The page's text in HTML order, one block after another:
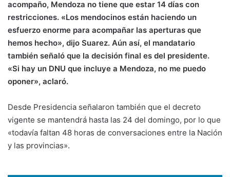
acompaño, Mendoza no tiene que estar 14 días con
restricciones. «Los mendocinos están haciendo un
esfuerzo enorme para acompañar las aperturas que
hemos hecho», dijo Suarez. Aún así, el mandatario
también señaló que la decisión final es del presidente.
«Si hay un DNU que incluye a Mendoza, no me puedo
oponer», aclaró.
Desde Presidencia señalaron también que el decreto
vigente se mantendrá hasta las 24 del domingo, por lo que
«todavía faltan 48 horas de conversaciones entre la Nación
y las provincias».